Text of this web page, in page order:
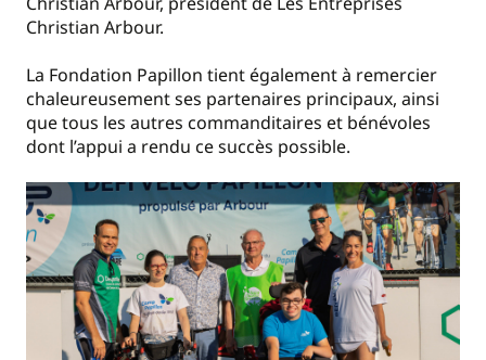
Christian Arbour.
La Fondation Papillon tient également à remercier
chaleureusement ses partenaires principaux, ainsi
que tous les autres commanditaires et bénévoles
dont l’appui a rendu ce succès possible.